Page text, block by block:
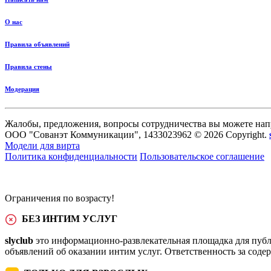
О нас
Правила объявлений
Правила стены
Модерация
Жалобы, предложения, вопросы сотрудничества вы можете
ООО "Сованэт Коммуникации", 1433023962 © 2026 Copyright.
Модели для вирта
Политика конфиденциальности Пользовательское соглашение
Ограничения по возрасту!
БЕЗ ИНТИМ УСЛУГ
slyclub это информационно-развлекательная площадка для
объявлений об оказании интим услуг. Ответственность за